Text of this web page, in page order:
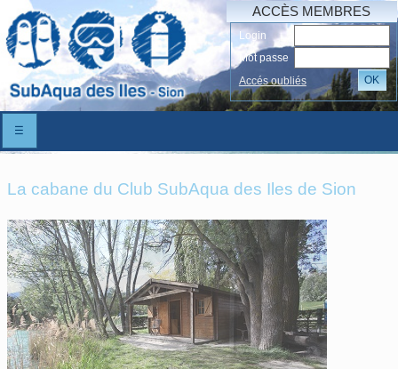
ACCÈS MEMBRES
Login
Mot passe
Accés oubliés
OK
☰
La cabane du Club SubAqua des Iles de Sion